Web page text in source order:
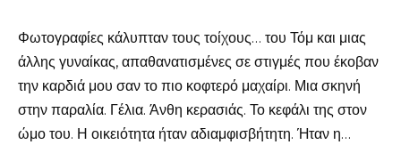
Φωτογραφίες κάλυπταν τους τοίχους… του Τόμ και μιας
άλλης γυναίκας, απαθανατισμένες σε στιγμές που έκοβαν
την καρδιά μου σαν το πιο κοφτερό μαχαίρι. Μια σκηνή
στην παραλία. Γέλια. Άνθη κερασιάς. Το κεφάλι της στον
ώμο του. Η οικειότητα ήταν αδιαμφισβήτητη. Ήταν η…